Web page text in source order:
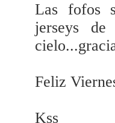
Las fofos
jerseys
Feliz
Kss